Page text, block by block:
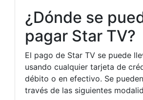
¿Dónde se
pagar Star TV?
El pago de Star TV se puede
usando cualquier tarjeta de
débito o en efectivo. Se
través de las siguientes